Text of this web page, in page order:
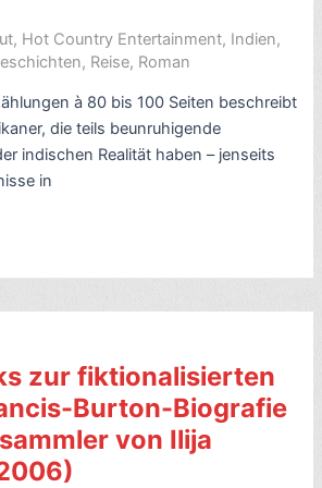
, Hot Country Entertainment, Indien,
, Reise, Roman
à 80 bis 100 Seiten beschreibt
die teils beunruhigende
indischen Realität haben – jenseits
in
zur fiktionalisierten
Burton-Biografie
von Ilija